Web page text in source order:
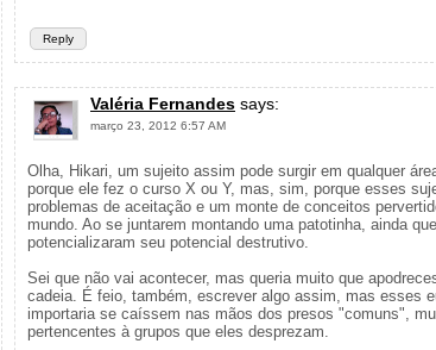
Reply
Valéria Fernandes says:
março 23, 2012 6:57 AM
Olha, Hikari, um sujeito assim pode surgir em qualquer
porque ele fez o curso X ou Y, mas, sim, porque esses
problemas de aceitação e um monte de conceitos
mundo. Ao se juntarem montando uma patotinha, ainda
potencializaram seu potencial destrutivo.
Sei que não vai acontecer, mas queria muito que
cadeia. É feio, também, escrever algo assim, mas esses
importaria se caíssem nas mãos dos presos "comuns",
pertencentes à grupos que eles desprezam.